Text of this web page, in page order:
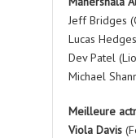
Jeff Bridges
Lucas
Dev Patel
Michael
Meilleure
Viola Davis